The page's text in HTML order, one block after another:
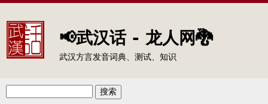
📢武汉话 - 龙人网🐉
武汉方言发音词典、测试、知识